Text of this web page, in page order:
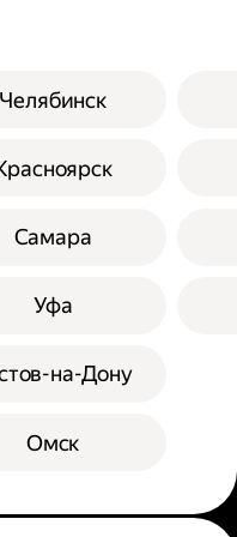
Челябинск
Самара
Уфа
на-Дону
Омск